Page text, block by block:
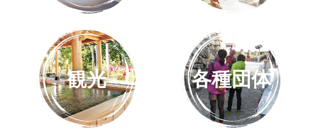
観光 各種団体